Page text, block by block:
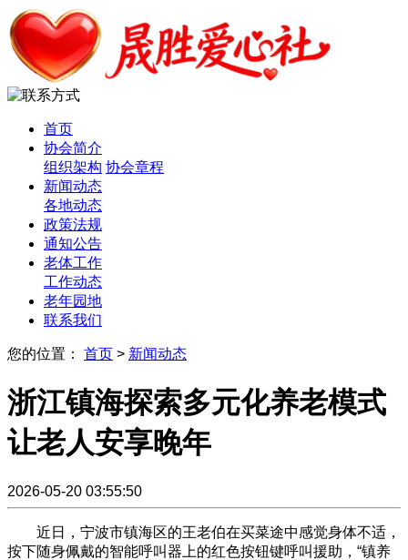
首页
协会简介
组织架构 协会章程
新闻动态
各地动态
政策法规
通知公告
老体工作
工作动态
老年园地
联系我们
您的位置： 首页 > 新闻动态
浙江镇海探索多元化养老模式
让老人安享晚年
2026-05-20 03:55:50
近日，宁波市镇海区的王老伯在买菜途中感觉身体不适，
按下随身佩戴的智能呼叫器上的红色按钮键呼叫援助，“镇养